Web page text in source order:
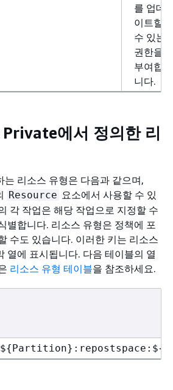
를 업데
이트할
수 있는
권한을
부여합
니다.
에서 정의한 리
는 리소스 유형은 다음과 같으며,
Resource 요소에서 사용할 수 있
각 작업은 해당 작업으로 지정할 수
별합니다. 리소스 유형은 정책에 포
수도 있습니다. 이러한 키는 리소스
열에 표시됩니다. 다음 테이블의 열
리소스 유형 테이블을 참조하세요.
{Partition}:repostspace:${